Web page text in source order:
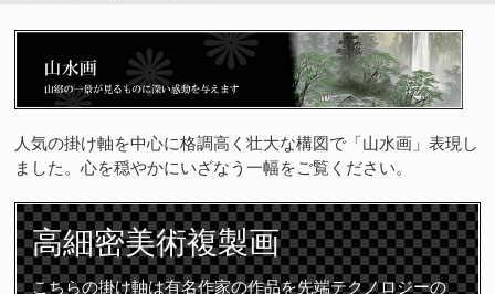
人気の掛け軸を中心に格調高く壮大な構図で「山水画」表現し
ました。心を穏やかにいざなう一幅をご覧ください。
高細密美術複製画
こちらの掛け軸は有名作家の作品を先端テクノロジーの